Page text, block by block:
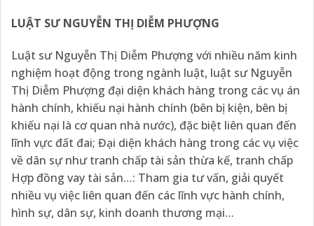
LUẬT SƯ NGUYỄN THỊ DIỄM PHƯỢNG
Luật sư Nguyễn Thị Diễm Phượng với nhiều năm kinh
nghiệm hoạt động trong ngành luật, luật sư Nguyễn
Thị Diễm Phượng đại diện khách hàng trong các vụ án
hành chính, khiếu nại hành chính (bên bị kiện, bên bị
khiếu nại là cơ quan nhà nước), đặc biệt liên quan đến
lĩnh vực đất đai; Đại diện khách hàng trong các vụ việc
về dân sự như tranh chấp tài sản thừa kế, tranh chấp
Hợp đồng vay tài sản…: Tham gia tư vấn, giải quyết
nhiều vụ việc liên quan đến các lĩnh vực hành chính,
hình sự, dân sự, kinh doanh thương mại…